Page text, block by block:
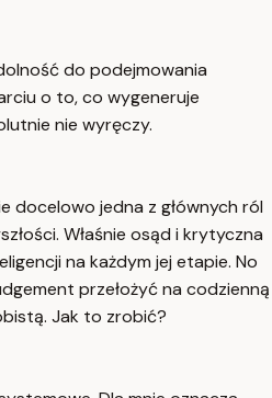
do podejmowania
o to, co wygeneruje
nie wyręczy.
docelowo jedna z głównych ról
Właśnie osąd i krytyczna
na każdym jej etapie. No
przełożyć na codzienną
Jak to zrobić?